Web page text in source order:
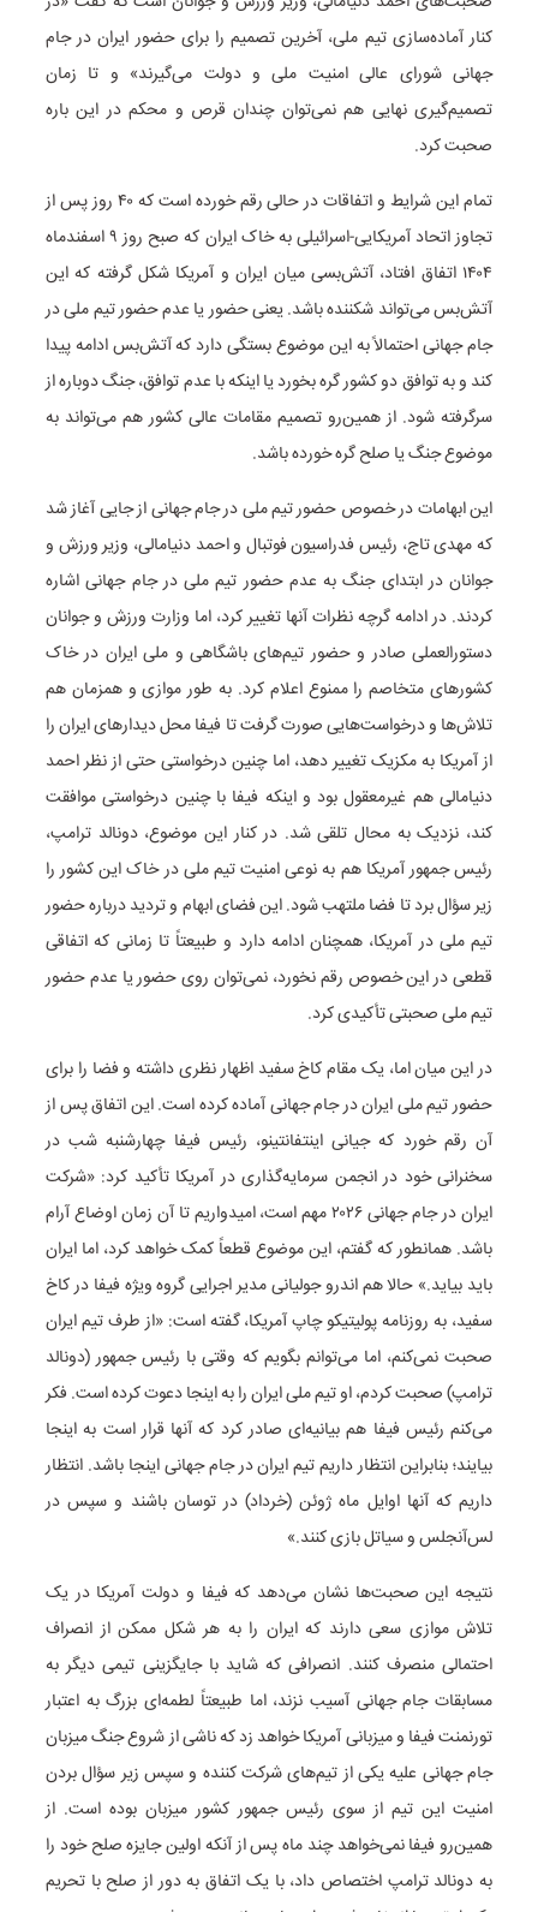
کنار آماده‌سازی تیم ملی، آخرین تصمیم را برای حضور ایران در جام
جهانی شورای عالی امنیت ملی و دولت می‌گیرند» و تا زمان
تصمیم‌گیری نهایی هم نمی‌توان چندان قرص و محکم در این باره
صحبت کرد.
تمام این شرایط و اتفاقات در حالی رقم خورده است که ۴۰ روز پس از
تجاوز اتحاد آمریکایی-اسرائیلی به خاک ایران که صبح روز ۹ اسفندماه
۱۴۰۴ اتفاق افتاد، آتش‌بسی میان ایران و آمریکا شکل گرفته که این
آتش‌بس می‌تواند شکننده باشد. یعنی حضور یا عدم حضور تیم ملی در
جام جهانی احتمالاً به این موضوع بستگی دارد که آتش‌بس ادامه پیدا
کند و به توافق دو کشور گره بخورد یا اینکه با عدم توافق، جنگ دوباره از
سرگرفته شود. از همین‌رو تصمیم مقامات عالی کشور هم می‌تواند به
موضوع جنگ یا صلح گره خورده باشد.
این ابهامات در خصوص حضور تیم ملی در جام جهانی از جایی آغاز شد
که مهدی تاج، رئیس فدراسیون فوتبال و احمد دنیامالی، وزیر ورزش و
جوانان در ابتدای جنگ به عدم حضور تیم ملی در جام جهانی اشاره
کردند. در ادامه گرچه نظرات آنها تغییر کرد، اما وزارت ورزش و جوانان
دستورالعملی صادر و حضور تیم‌های باشگاهی و ملی ایران در خاک
کشورهای متخاصم را ممنوع اعلام کرد. به طور موازی و همزمان هم
تلاش‌ها و درخواست‌هایی صورت گرفت تا فیفا محل دیدارهای ایران را
از آمریکا به مکزیک تغییر دهد، اما چنین درخواستی حتی از نظر احمد
دنیامالی هم غیرمعقول بود و اینکه فیفا با چنین درخواستی موافقت
کند، نزدیک به محال تلقی شد. در کنار این موضوع، دونالد ترامپ،
رئیس جمهور آمریکا هم به نوعی امنیت تیم ملی در خاک این کشور را
زیر سؤال برد تا فضا ملتهب شود. این فضای ابهام و تردید درباره حضور
تیم ملی در آمریکا، همچنان ادامه دارد و طبیعتاً تا زمانی که اتفاقی
قطعی در این خصوص رقم نخورد، نمی‌توان روی حضور یا عدم حضور
تیم ملی صحبتی تأکیدی کرد.
در این میان اما، یک مقام کاخ سفید اظهار نظری داشته و فضا را برای
حضور تیم ملی ایران در جام جهانی آماده کرده است. این اتفاق پس از
آن رقم خورد که جیانی اینتفانتینو، رئیس فیفا چهارشنبه شب در
سخنرانی خود در انجمن سرمایه‌گذاری در آمریکا تأکید کرد: «شرکت
ایران در جام جهانی ۲۰۲۶ مهم است، امیدواریم تا آن زمان اوضاع آرام
باشد. همانطور که گفتم، این موضوع قطعاً کمک خواهد کرد، اما ایران
باید بیاید.» حالا هم اندرو جولیانی مدیر اجرایی گروه ویژه فیفا در کاخ
سفید، به روزنامه پولیتیکو چاپ آمریکا، گفته است: «از طرف تیم ایران
صحبت نمی‌کنم، اما می‌توانم بگویم که وقتی با رئیس جمهور (دونالد
ترامپ) صحبت کردم، او تیم ملی ایران را به اینجا دعوت کرده است. فکر
می‌کنم رئیس فیفا هم بیانیه‌ای صادر کرد که آنها قرار است به اینجا
بیایند؛ بنابراین انتظار داریم تیم ایران در جام جهانی اینجا باشد. انتظار
داریم که آنها اوایل ماه ژوئن (خرداد) در توسان باشند و سپس در
لس‌آنجلس و سیاتل بازی کنند.»
نتیجه این صحبت‌ها نشان می‌دهد که فیفا و دولت آمریکا در یک
تلاش موازی سعی دارند که ایران را به هر شکل ممکن از انصراف
احتمالی منصرف کنند. انصرافی که شاید با جایگزینی تیمی دیگر به
مسابقات جام جهانی آسیب نزند، اما طبیعتاً لطمه‌ای بزرگ به اعتبار
تورنمنت فیفا و میزبانی آمریکا خواهد زد که ناشی از شروع جنگ میزبان
جام جهانی علیه یکی از تیم‌های شرکت کننده و سپس زیر سؤال بردن
امنیت این تیم از سوی رئیس جمهور کشور میزبان بوده است. از
همین‌رو فیفا نمی‌خواهد چند ماه پس از آنکه اولین جایزه صلح خود را
به دونالد ترامپ اختصاص داد، با یک اتفاق به دور از صلح با تحریم